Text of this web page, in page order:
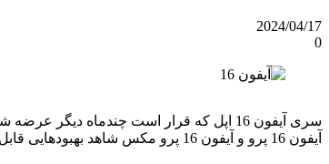
2024/04/17
0
سری آیفون 16 اپل که قرار است چندماه
آیفون 16 پرو و آیفون 16 پرو مکس شاهد بهبودهایی قابل‌توجه باشیم. در ادامه می‌خواهیم به چهار بهبود سیستم دوربین در مدل‌های پرو آیفون 16 بپردازیم، باما همراه باشید.